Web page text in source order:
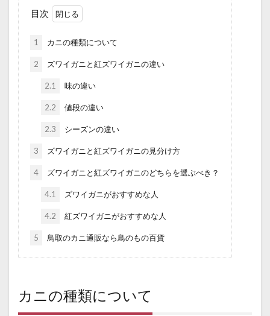
目次
1 カニの種類について
2 ズワイガニと紅ズワイガニの違い
2.1 味の違い
2.2 値段の違い
2.3 シーズンの違い
3 ズワイガニと紅ズワイガニの見分け方
4 ズワイガニと紅ズワイガニのどちらを選ぶべき？
4.1 ズワイガニがおすすめな人
4.2 紅ズワイガニがおすすめな人
5 鳥取のカニ通販なら鳥のもの百貨
カニの種類について